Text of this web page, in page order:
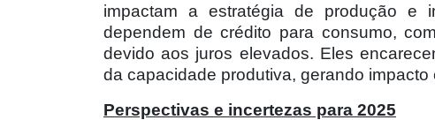
impactam a estratégia de produção e
dependem de crédito para consumo,
devido aos juros elevados. Eles
da capacidade produtiva, gerando
Perspectivas e incertezas para 2025